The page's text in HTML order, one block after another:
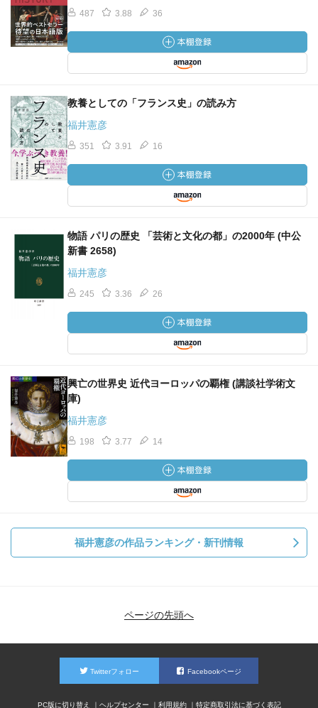
487 3.88 36
教養としての「フランス史」の読み方
福井憲彦
351 3.91 16
物語 パリの歴史 「芸術と文化の都」の2000年 (中公
新書 2658)
福井憲彦
245 3.36 26
興亡の世界史 近代ヨーロッパの覇権 (講談社学術文
庫)
福井憲彦
198 3.77 14
福井憲彦の作品ランキング・新刊情報
ページの先頭へ
Twitterフォロー Facebookページ
PC版に切り替え ヘルプセンター 利用規約 特定商取引法に基づく表記